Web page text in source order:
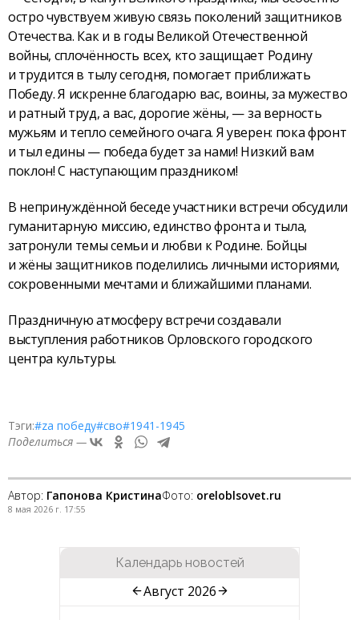
остро чувствуем живую связь поколений защитников
Отечества. Как и в годы Великой Отечественной
войны, сплочённость всех, кто защищает Родину
и трудится в тылу сегодня, помогает приближать
Победу. Я искренне благодарю вас, воины, за мужество
и ратный труд, а вас, дорогие жёны, — за верность
мужьям и тепло семейного очага. Я уверен: пока фронт
и тыл едины — победа будет за нами! Низкий вам
поклон! С наступающим праздником!
В непринуждённой беседе участники встречи обсудили
гуманитарную миссию, единство фронта и тыла,
затронули темы семьи и любви к Родине. Бойцы
и жёны защитников поделились личными историями,
сокровенными мечтами и ближайшими планами.
Праздничную атмосферу встречи создавали
выступления работников Орловского городского
центра культуры.
Тэги:#zа победу#сво#1941-1945
Поделиться —
Автор: Гапонова КристинаФото: oreloblsovet.ru
8 мая 2026 г. 17:55
Календарь новостей
Август 2026